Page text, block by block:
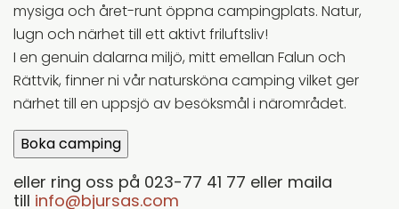
mysiga och året-runt öppna campingplats. Natur,
lugn och närhet till ett aktivt friluftsliv!
I en genuin dalarna miljö, mitt emellan Falun och
Rättvik, finner ni vår natursköna camping vilket ger
närhet till en uppsjö av besöksmål i närområdet.
eller ring oss på 023-77 41 77 eller maila
till info@bjursas.com